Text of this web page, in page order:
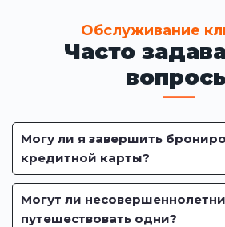
Обслуживание
Часто
Могу ли я завершить
кредитной карты?
Могут ли
путешествовать одни?